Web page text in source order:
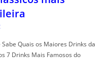
Quais os Maiores Drinks da
7 Drinks Mais Famosos do